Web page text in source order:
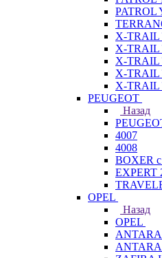
PATROL
X-TRAIL
X-TRAIL
X-TRAIL
X-TRAIL
X-TRAIL
PEUGEOT
Назад
4007
4008
BOXER
EXPERT
OPEL
Назад
OPEL
ANTARA
ANTARA